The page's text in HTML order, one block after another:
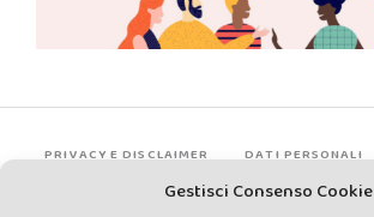
Gestisci Consenso Cookie
PRIVACY E DISCLAIMER DATI PERSONALI